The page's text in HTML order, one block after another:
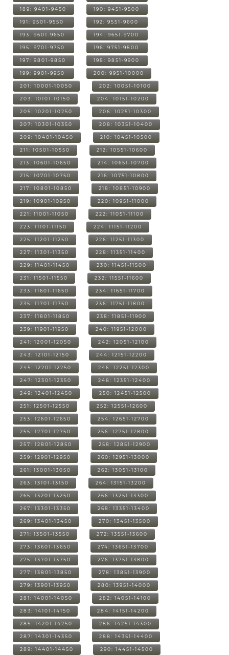
189: 9401-9450 190: 9451-9500
191: 9501-9550 192: 9551-9600
193: 9601-9650 194: 9651-9700
195: 9701-9750 196: 9751-9800
197: 9801-9850 198: 9851-9900
199: 9901-9950 200: 9951-10000
201: 10001-10050 202: 10051-10100
203: 10101-10150 204: 10151-10200
205: 10201-10250 206: 10251-10300
207: 10301-10350 208: 10351-10400
209: 10401-10450 210: 10451-10500
211: 10501-10550 212: 10551-10600
213: 10601-10650 214: 10651-10700
215: 10701-10750 216: 10751-10800
217: 10801-10850 218: 10851-10900
219: 10901-10950 220: 10951-11000
221: 11001-11050 222: 11051-11100
223: 11101-11150 224: 11151-11200
225: 11201-11250 226: 11251-11300
227: 11301-11350 228: 11351-11400
229: 11401-11450 230: 11451-11500
231: 11501-11550 232: 11551-11600
233: 11601-11650 234: 11651-11700
235: 11701-11750 236: 11751-11800
237: 11801-11850 238: 11851-11900
239: 11901-11950 240: 11951-12000
241: 12001-12050 242: 12051-12100
243: 12101-12150 244: 12151-12200
245: 12201-12250 246: 12251-12300
247: 12301-12350 248: 12351-12400
249: 12401-12450 250: 12451-12500
251: 12501-12550 252: 12551-12600
253: 12601-12650 254: 12651-12700
255: 12701-12750 256: 12751-12800
257: 12801-12850 258: 12851-12900
259: 12901-12950 260: 12951-13000
261: 13001-13050 262: 13051-13100
263: 13101-13150 264: 13151-13200
265: 13201-13250 266: 13251-13300
267: 13301-13350 268: 13351-13400
269: 13401-13450 270: 13451-13500
271: 13501-13550 272: 13551-13600
273: 13601-13650 274: 13651-13700
275: 13701-13750 276: 13751-13800
277: 13801-13850 278: 13851-13900
279: 13901-13950 280: 13951-14000
281: 14001-14050 282: 14051-14100
283: 14101-14150 284: 14151-14200
285: 14201-14250 286: 14251-14300
287: 14301-14350 288: 14351-14400
289: 14401-14450 290: 14451-14500